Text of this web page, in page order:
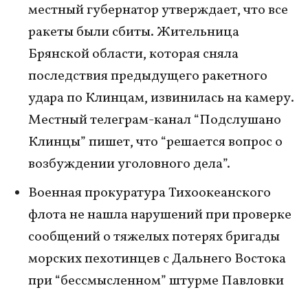
местный губернатор утверждает, что все
ракеты были сбиты. Жительница
Брянской области, которая сняла
последствия предыдущего ракетного
удара по Клинцам, извинилась на камеру.
Местный телеграм-канал “Подслушано
Клинцы” пишет, что “решается вопрос о
возбуждении уголовного дела”.
Военная прокуратура Тихоокеанского
флота не нашла нарушений при проверке
сообщений о тяжелых потерях бригады
морских пехотинцев с Дальнего Востока
при “бессмысленном” штурме Павловки